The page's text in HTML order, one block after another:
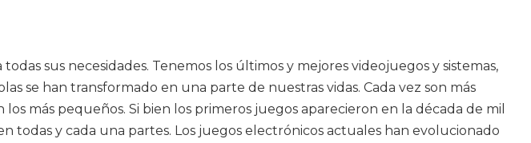
sus necesidades. Tenemos los últimos y mejores videojuegos y sistemas,
se han transformado en una parte de nuestras vidas. Cada vez son más
más pequeños. Si bien los primeros juegos aparecieron en la década de mil
todas y cada una partes. Los juegos electrónicos actuales han evolucionado